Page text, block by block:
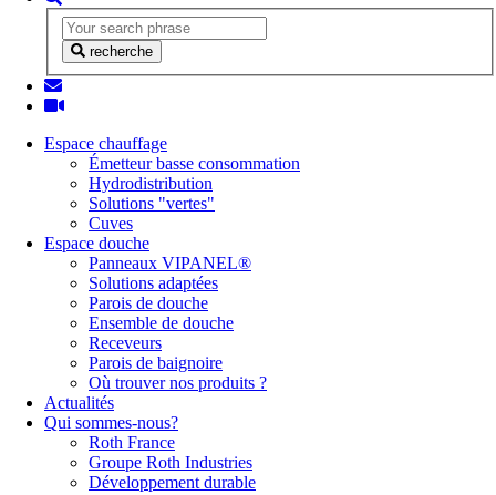
recherche
Espace chauffage
Émetteur basse consommation
Hydrodistribution
Solutions "vertes"
Cuves
Espace douche
Panneaux VIPANEL®
Solutions adaptées
Parois de douche
Ensemble de douche
Receveurs
Parois de baignoire
Où trouver nos produits ?
Actualités
Qui sommes-nous?
Roth France
Groupe Roth Industries
Développement durable